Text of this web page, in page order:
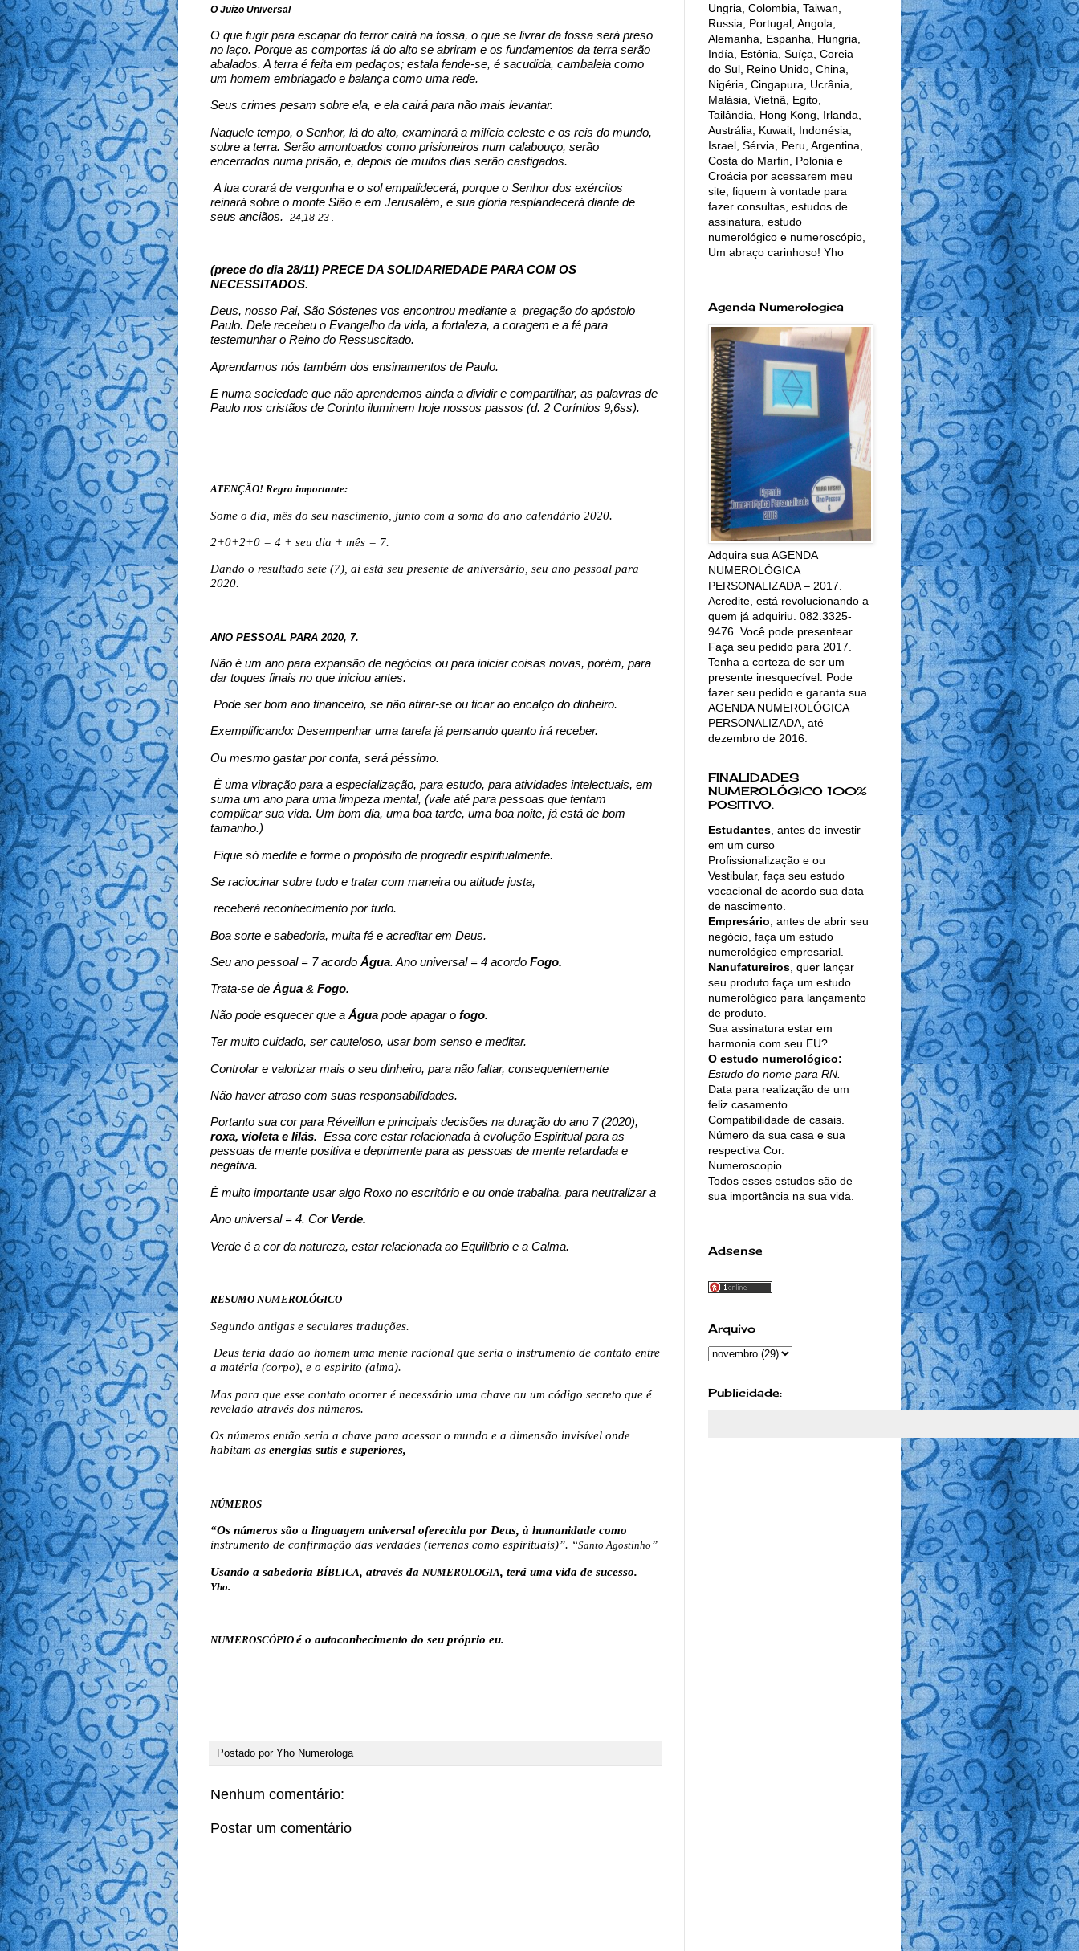
O Juízo Universal
O que fugir para escapar do terror cairá na fossa, o que se livrar da fossa será preso
no laço. Porque as comportas lá do alto se abriram e os fundamentos da terra serão
abalados. A terra é feita em pedaços; estala fende-se, é sacudida, cambaleia como
um homem embriagado e balança como uma rede.
Seus crimes pesam sobre ela, e ela cairá para não mais levantar.
Naquele tempo, o Senhor, lá do alto, examinará a milícia celeste e os reis do mundo,
sobre a terra. Serão amontoados como prisioneiros num calabouço, serão
encerrados numa prisão, e, depois de muitos dias serão castigados.
A lua corará de vergonha e o sol empalidecerá, porque o Senhor dos exércitos
reinará sobre o monte Sião e em Jerusalém, e sua gloria resplandecerá diante de
seus anciãos.
24,18-23 .
(prece do dia 28/11) PRECE DA SOLIDARIEDADE PARA COM OS
NECESSITADOS.
Deus, nosso Pai, São Sóstenes vos encontrou mediante a pregação do apóstolo
Paulo. Dele recebeu o Evangelho da vida, a fortaleza, a coragem e a fé para
testemunhar o Reino do Ressuscitado.
Aprendamos nós também dos ensinamentos de Paulo.
E numa sociedade que não aprendemos ainda a dividir e compartilhar, as palavras de
Paulo nos cristãos de Corinto iluminem hoje nossos passos (d. 2 Coríntios 9,6ss).
ATENÇÃO! Regra importante:
Some o dia, mês do seu nascimento, junto com a soma do ano calendário 2020.
2+0+2+0 = 4 + seu dia + mês = 7.
Dando o resultado sete (7), ai está seu presente de aniversário, seu ano pessoal para
2020.
ANO PESSOAL PARA 2020, 7.
Não é um ano para expansão de negócios ou para iniciar coisas novas, porém, para
dar toques finais no que iniciou antes.
Pode ser bom ano financeiro, se não atirar-se ou ficar ao encalço do dinheiro.
Exemplificando: Desempenhar uma tarefa já pensando quanto irá receber.
Ou mesmo gastar por conta, será péssimo.
É uma vibração para a especialização, para estudo, para atividades intelectuais, em
suma um ano para uma limpeza mental, (vale até para pessoas que tentam
complicar sua vida. Um bom dia, uma boa tarde, uma boa noite, já está de bom
tamanho.)
Fique só medite e forme o propósito de progredir espiritualmente.
Se raciocinar sobre tudo e tratar com maneira ou atitude justa,
receberá reconhecimento por tudo.
Boa sorte e sabedoria, muita fé e acreditar em Deus.
Seu ano pessoal = 7 acordo Água. Ano universal = 4 acordo Fogo.
Trata-se de Água & Fogo.
Não pode esquecer que a Água pode apagar o fogo.
Ter muito cuidado, ser cauteloso, usar bom senso e meditar.
Controlar e valorizar mais o seu dinheiro, para não faltar, consequentemente
Não haver atraso com suas responsabilidades.
Portanto sua cor para Réveillon e principais decisões na duração do ano 7 (2020),
roxa, violeta e lilás. Essa core estar relacionada à evolução Espiritual para as
pessoas de mente positiva e deprimente para as pessoas de mente retardada e
negativa.
É muito importante usar algo Roxo no escritório e ou onde trabalha, para neutralizar a
Ano universal = 4. Cor Verde.
Verde é a cor da natureza, estar relacionada ao Equilíbrio e a Calma.
RESUMO NUMEROLÓGICO
Segundo antigas e seculares traduções.
Deus teria dado ao homem uma mente racional que seria o instrumento de contato entre
a matéria (corpo), e o espirito (alma).
Mas para que esse contato ocorrer é necessário uma chave ou um código secreto que é
revelado através dos números.
Os números então seria a chave para acessar o mundo e a dimensão invisível onde
habitam as energias sutis e superiores,
NÚMEROS
“Os números são a linguagem universal oferecida por Deus, à humanidade como
instrumento de confirmação das verdades (terrenas como espirituais)”. “Santo Agostinho ”
Usando a sabedoria BÍBLICA, através da NUMEROLOGIA, terá uma vida de sucesso.
Yho.
NUMEROSCÓPIO é o autoconhecimento do seu próprio eu.
Postado por Yho Numerologa
Nenhum comentário:
Postar um comentário
Ungria, Colombia, Taiwan,
Russia, Portugal, Angola,
Alemanha, Espanha, Hungria,
Indía, Estônia, Suíça, Coreia
do Sul, Reino Unido, China,
Nigéria, Cingapura, Ucrânia,
Malásia, Vietnã, Egito,
Tailândia, Hong Kong, Irlanda,
Austrália, Kuwait, Indonésia,
Israel, Sérvia, Peru, Argentina,
Costa do Marfin, Polonia e
Croácia por acessarem meu
site, fiquem à vontade para
fazer consultas, estudos de
assinatura, estudo
numerológico e numeroscópio,
Um abraço carinhoso! Yho
Agenda Numerologica
Adquira sua AGENDA
NUMEROLÓGICA
PERSONALIZADA – 2017.
Acredite, está revolucionando a
quem já adquiriu. 082.3325-
9476. Você pode presentear.
Faça seu pedido para 2017.
Tenha a certeza de ser um
presente inesquecível. Pode
fazer seu pedido e garanta sua
AGENDA NUMEROLÓGICA
PERSONALIZADA, até
dezembro de 2016.
FINALIDADES
NUMEROLÓGICO 100%
POSITIVO.
Estudantes , antes de investir
em um curso
Profissionalização e ou
Vestibular, faça seu estudo
vocacional de acordo sua data
de nascimento.
Empresário , antes de abrir seu
negócio, faça um estudo
numerológico empresarial.
Nanufatureiros , quer lançar
seu produto faça um estudo
numerológico para lançamento
de produto.
Sua assinatura estar em
harmonia com seu EU?
O estudo numerológico:
Estudo do nome para RN.
Data para realização de um
feliz casamento.
Compatibilidade de casais.
Número da sua casa e sua
respectiva Cor.
Numeroscopio.
Todos esses estudos são de
sua importância na sua vida.
Adsense
Arquivo
Publicidade: